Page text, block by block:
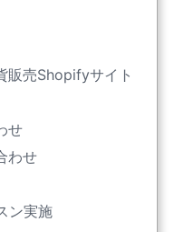
販売Shopifyサイト
せ
わせ
ン実施